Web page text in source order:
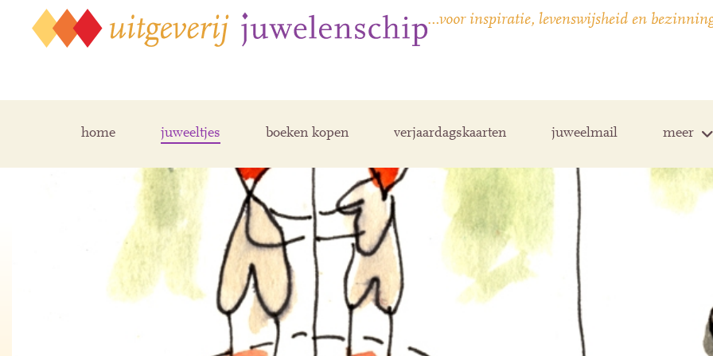
…voor inspiratie, levenswijsheid en
home juweeltjes boeken kopen verjaardagskaarten juweelmail meer